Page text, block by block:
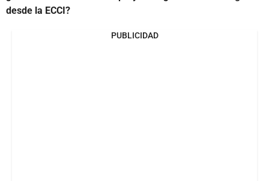
desde la ECCI?
PUBLICIDAD